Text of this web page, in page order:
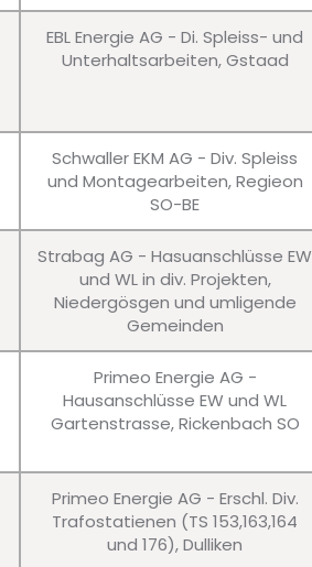
EBL Energie AG - Di. Spleiss- und
Unterhaltsarbeiten, Gstaad
Schwaller EKM AG - Div. Spleiss
und Montagearbeiten, Regieon
SO-BE
Strabag AG - Hasuanschlüsse EW
und WL in div. Projekten,
Niedergösgen und umligende
Gemeinden
Primeo Energie AG -
Hausanschlüsse EW und WL
Gartenstrasse, Rickenbach SO
Primeo Energie AG - Erschl. Div.
Trafostatienen (TS 153,163,164
und 176), Dulliken